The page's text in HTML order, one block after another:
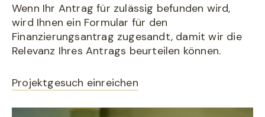
Wenn Ihr Antrag für zulässig befunden wird,
wird Ihnen ein Formular für den
Finanzierungsantrag zugesandt, damit wir die
Relevanz Ihres Antrags beurteilen können.
Projektgesuch einreichen